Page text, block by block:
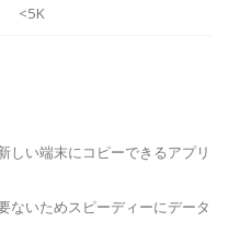
<5K
しい端末にコピーできるアプリ
ないためスピーディーにデータ